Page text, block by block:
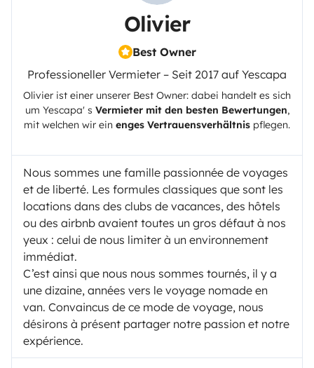
Olivier
Best Owner
Professioneller Vermieter – Seit 2017 auf Yescapa
Olivier ist einer unserer Best Owner: dabei handelt es sich
um Yescapa' s Vermieter mit den besten Bewertungen,
mit welchen wir ein enges Vertrauensverhältnis pflegen.
Nous sommes une famille passionnée de voyages
et de liberté. Les formules classiques que sont les
locations dans des clubs de vacances, des hôtels
ou des airbnb avaient toutes un gros défaut à nos
yeux : celui de nous limiter à un environnement
immédiat.
C’est ainsi que nous nous sommes tournés, il y a
une dizaine, années vers le voyage nomade en
van. Convaincus de ce mode de voyage, nous
désirons à présent partager notre passion et notre
expérience.